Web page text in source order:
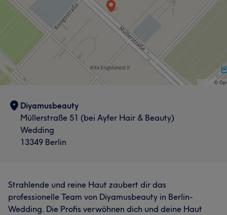
Diyamusbeauty
Müllerstraße 51 (bei Ayfer Hair & Beauty)
Wedding
13349 Berlin
Strahlende und reine Haut zaubert dir das
professionelle Team von Diyamusbeauty in Berlin-
Wedding. Die Profis verwöhnen dich und deine Haut